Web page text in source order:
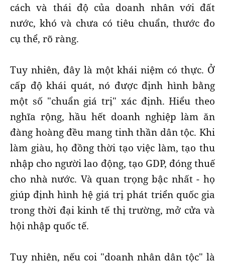
cách và thái độ của doanh nhân với đất
nước, khó và chưa có tiêu chuẩn, thước đo
cụ thể, rõ ràng.
Tuy nhiên, đây là một khái niệm có thực. Ở
cấp độ khái quát, nó được định hình bằng
một số "chuẩn giá trị" xác định. Hiểu theo
nghĩa rộng, hầu hết doanh nghiệp làm ăn
đàng hoàng đều mang tinh thần dân tộc. Khi
làm giàu, họ đồng thời tạo việc làm, tạo thu
nhập cho người lao động, tạo GDP, đóng thuế
cho nhà nước. Và quan trọng bậc nhất - họ
giúp định hình hệ giá trị phát triển quốc gia
trong thời đại kinh tế thị trường, mở cửa và
hội nhập quốc tế.
Tuy nhiên, nếu coi "doanh nhân dân tộc" là